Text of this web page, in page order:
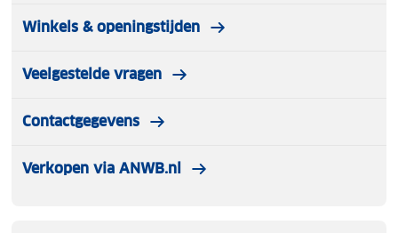
Winkels & openingstijden
Veelgestelde vragen
Contactgegevens
Verkopen via ANWB.nl